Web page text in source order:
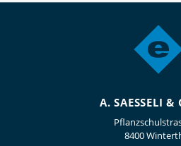
A. SAESSELI &
8400